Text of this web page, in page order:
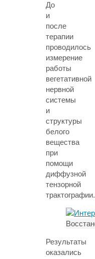
До
и
после
терапии
проводилось
измерение
работы
вегетативной
нервной
системы
и
структуры
белого
вещества
при
помощи
диффузной
тензорной
трактографии.
Результаты
оказались